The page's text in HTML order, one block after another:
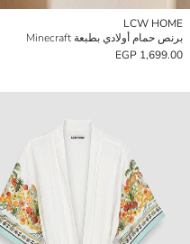
LCW HOME
برنص حمام أولادي بطبعة Minecraft
1,699.00 EGP